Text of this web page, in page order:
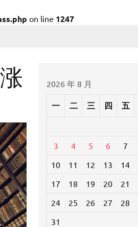
on line 1247
2026 年 8 月
一 二 三 四 五
3
4 5 6 7
10
11 12 13 14
17
18 19 20 21
24
25 26 27 28
31